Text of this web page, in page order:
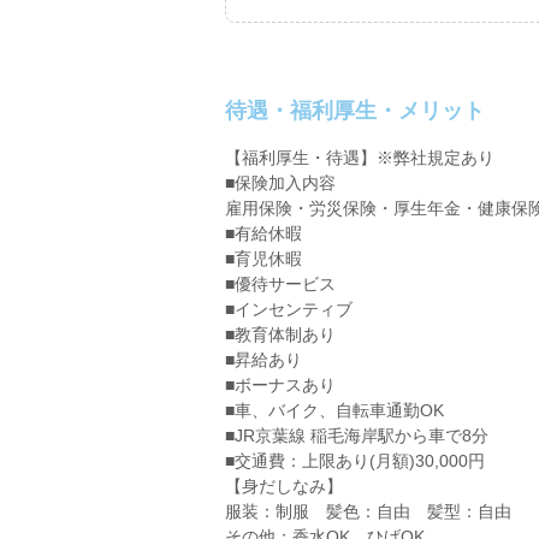
待遇・福利厚生・メリット
【福利厚生・待遇】※弊社規定あり
■保険加入内容
雇用保険・労災保険・厚生年金・健康保
■有給休暇
■育児休暇
■優待サービス
■インセンティブ
■教育体制あり
■昇給あり
■ボーナスあり
■車、バイク、自転車通勤OK
■JR京葉線 稲毛海岸駅から車で8分
■交通費：上限あり(月額)30,000円
【身だしなみ】
服装：制服 髪色：自由 髪型：自由